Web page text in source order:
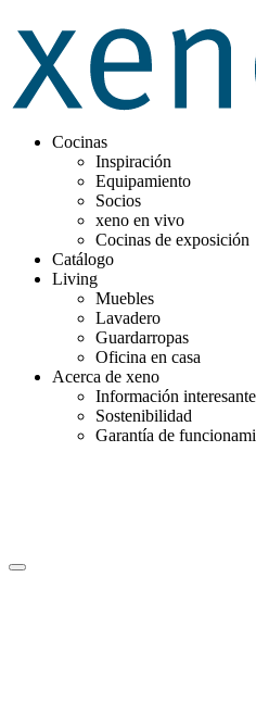
Cocinas
Inspiración
Equipamiento
Socios
xeno en vivo
Cocinas de exposición
Catálogo
Living
Muebles
Lavadero
Guardarropas
Oficina en casa
Acerca de xeno
Información interesante
Sostenibilidad
Garantía de